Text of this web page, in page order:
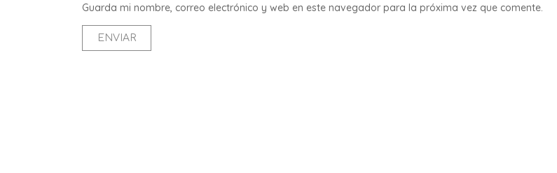
Guarda mi nombre, correo electrónico y web en este navegador para la próxima vez que comente.